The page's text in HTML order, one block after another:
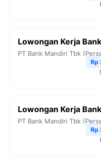
Lowongan Kerja
PT Bank Mandiri Tbk
Rp
Lowongan Kerja
PT Bank Mandiri Tbk
Rp